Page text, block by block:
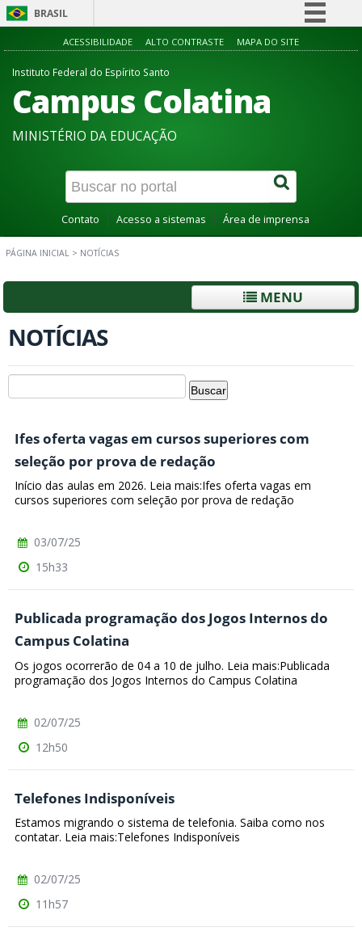
BRASIL
Simplifique!
Acesso à informação
Canais
ACESSIBILIDADE ALTO CONTRASTE MAPA DO SITE
Instituto Federal do Espírito Santo
Campus Colatina
MINISTÉRIO DA EDUCAÇÃO
Contato Acesso a sistemas Área de imprensa
PÁGINA INICIAL > NOTÍCIAS
MENU
NOTÍCIAS
Ifes oferta vagas em cursos superiores com
seleção por prova de redação
Início das aulas em 2026. Leia mais:Ifes oferta vagas em
cursos superiores com seleção por prova de redação
03/07/25
15h33
Publicada programação dos Jogos Internos do
Campus Colatina
Os jogos ocorrerão de 04 a 10 de julho. Leia mais:Publicada
programação dos Jogos Internos do Campus Colatina
02/07/25
12h50
Telefones Indisponíveis
Estamos migrando o sistema de telefonia. Saiba como nos
contatar. Leia mais:Telefones Indisponíveis
02/07/25
11h57